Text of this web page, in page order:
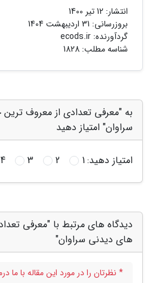
انتشار: 12 تیر 1400
بروزرسانی: 31 اردیبهشت 1404
گردآورنده: ecods.ir
شناسه مطلب: 1828
به "معرفی تعدادی از معروف
سراوان" امتیاز دهید
امتیاز دهید:1
2
3
4
دیدگاه های مرتبط با "معرفی
های دیدنی سراوان"
* نظرتان را در مورد این مقاله با ما